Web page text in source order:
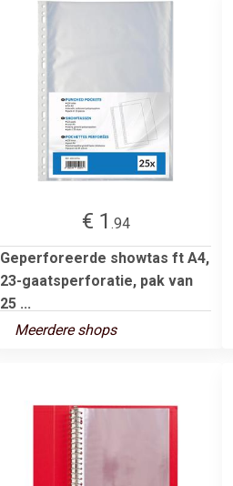
€ 1 .94
Geperforeerde showtas ft A4,
23-gaatsperforatie, pak van
25 ...
Meerdere shops